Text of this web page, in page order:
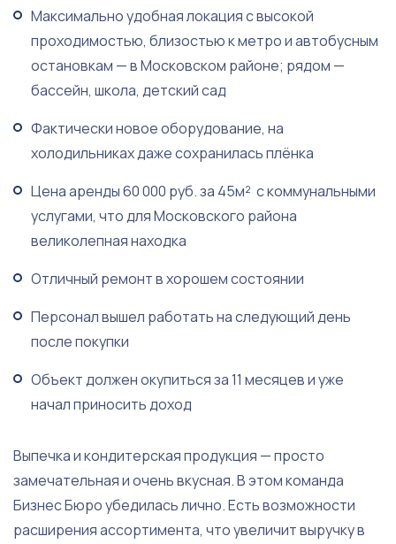
Максимально удобная локация с высокой
проходимостью, близостью к метро и автобусным
остановкам — в Московском районе; рядом —
бассейн, школа, детский сад
Фактически новое оборудование, на
холодильниках даже сохранилась плёнка
Цена аренды 60 000 руб. за 45м² с коммунальными
услугами, что для Московского района
великолепная находка
Отличный ремонт в хорошем состоянии
Персонал вышел работать на следующий день
после покупки
Объект должен окупиться за 11 месяцев и уже
начал приносить доход
Выпечка и кондитерская продукция — просто
замечательная и очень вкусная. В этом команда
Бизнес Бюро убедилась лично. Есть возможности
расширения ассортимента, что увеличит выручку в